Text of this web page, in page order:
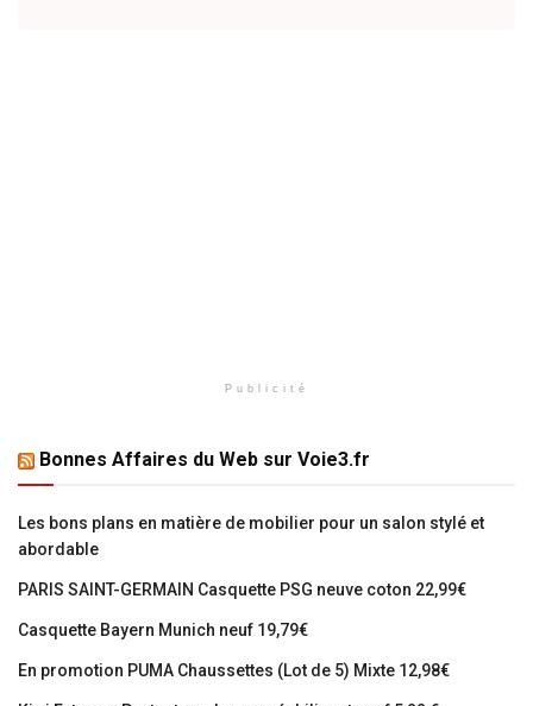
Publicité
Bonnes Affaires du Web sur Voie3.fr
Les bons plans en matière de mobilier pour un salon stylé et
abordable
PARIS SAINT-GERMAIN Casquette PSG neuve coton 22,99€
Casquette Bayern Munich neuf 19,79€
En promotion PUMA Chaussettes (Lot de 5) Mixte 12,98€